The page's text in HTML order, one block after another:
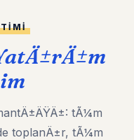
tÃ¼m
toplanÄ±r, tÃ¼m